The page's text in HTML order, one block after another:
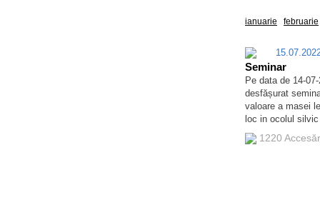
ianuarie februarie
Seminar
Pe data de 14-
desfășurat
valoare a masei
loc in ocolul
1220